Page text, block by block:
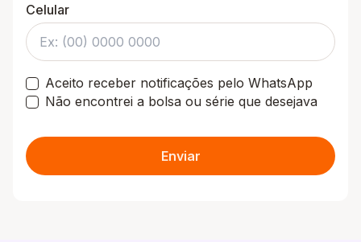
Celular
Aceito receber notificações pelo WhatsApp
Não encontrei a bolsa ou série que desejava
Enviar